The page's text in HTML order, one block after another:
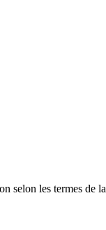
selon les termes de la